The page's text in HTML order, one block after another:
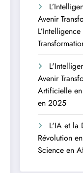
Avenir
Avenir
Artificielle
en 2025
L'IA et la
Révolution
Science en